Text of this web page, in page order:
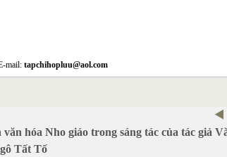
mail: tapchihopluu@aol.com
hóa Nho giáo trong sáng tác của tác giả
Tất Tố